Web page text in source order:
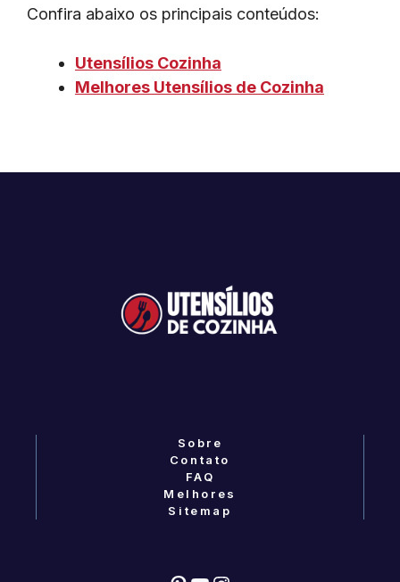
Confira abaixo os principais conteúdos:
Utensílios Cozinha
Melhores Utensílios de Cozinha
Sobre
Contato
FAQ
Melhores
Sitemap